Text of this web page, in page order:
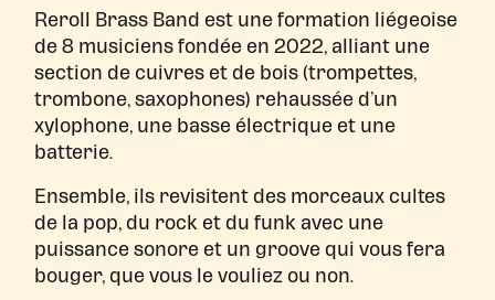
Reroll Brass Band est une formation liégeoise
de 8 musiciens fondée en 2022, alliant une
section de cuivres et de bois (trompettes,
trombone, saxophones) rehaussée d’un
xylophone, une basse électrique et une
batterie.
Ensemble, ils revisitent des morceaux cultes
de la pop, du rock et du funk avec une
puissance sonore et un groove qui vous fera
bouger, que vous le vouliez ou non.